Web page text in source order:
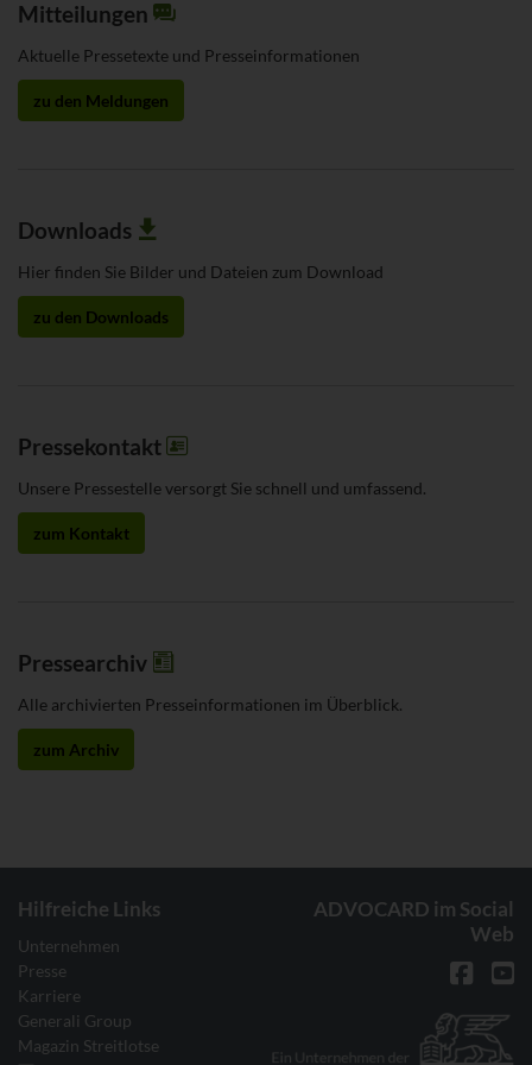
Mitteilungen
Aktuelle Pressetexte und Presseinformationen
zu den Meldungen
Downloads
Hier finden Sie Bilder und Dateien zum Download
zu den Downloads
Pressekontakt
Unsere Pressestelle versorgt Sie schnell und umfassend.
zum Kontakt
Pressearchiv
Alle archivierten Presseinformationen im Überblick.
zum Archiv
Hilfreiche Links
Unternehmen
Presse
Karriere
Generali Group
Magazin Streitlotse
ADVOCARD im Social
Web